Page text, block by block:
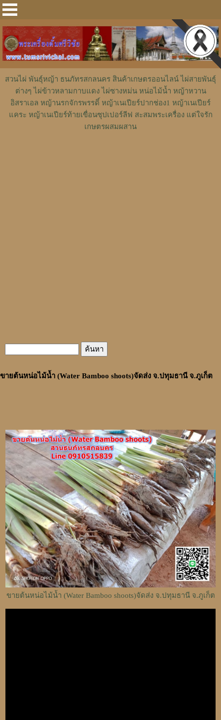
สวนไผ่ พันธุ์หญ้า ธนภัทรสกลนคร สินค้าเกษตรออนไลน์ ไผ่สายพันธุ์
ต่างๆ ไผ่ข้าวหลามกาบแดง ไผ่ซางหม่น หน่อไม้น้ำ หญ้าหวาน
อิสราเอล หญ้านรกจักรพรรดิ์ หญ้าเนเปียร์ปากช่อง1 หญ้าเนเปียร์
แคระ หญ้าเนเปียร์ท้ายเขื่อนซุปเปอร์ลีฟ สะสมพระเครื่อง แต่ใจรัก
เกษตรผสมผสาน
ขายต้นหน่อไม้น้ำ (Water Bamboo shoots)จัดส่ง จ.ปทุมธานี จ.ภูเก็ต
ขายต้นหน่อไม้น้ำ (Water Bamboo shoots)จัดส่ง จ.ปทุมธานี จ.ภูเก็ต